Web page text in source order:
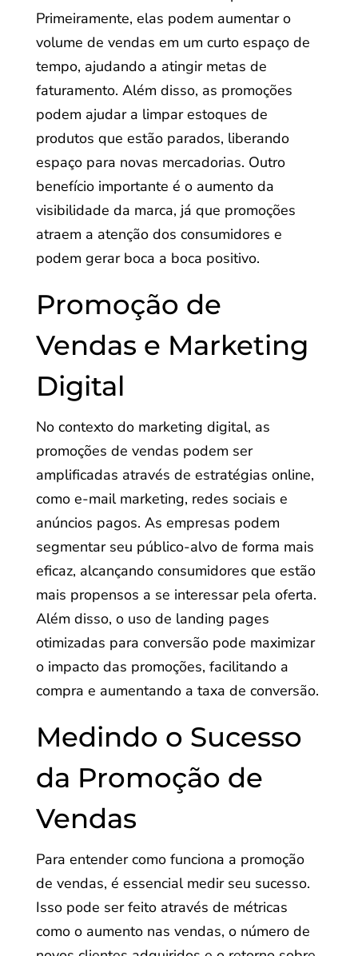
Primeiramente, elas podem aumentar o
volume de vendas em um curto espaço de
tempo, ajudando a atingir metas de
faturamento. Além disso, as promoções
podem ajudar a limpar estoques de
produtos que estão parados, liberando
espaço para novas mercadorias. Outro
benefício importante é o aumento da
visibilidade da marca, já que promoções
atraem a atenção dos consumidores e
podem gerar boca a boca positivo.
Promoção de
Vendas e Marketing
Digital
No contexto do marketing digital, as
promoções de vendas podem ser
amplificadas através de estratégias online,
como e-mail marketing, redes sociais e
anúncios pagos. As empresas podem
segmentar seu público-alvo de forma mais
eficaz, alcançando consumidores que estão
mais propensos a se interessar pela oferta.
Além disso, o uso de landing pages
otimizadas para conversão pode maximizar
o impacto das promoções, facilitando a
compra e aumentando a taxa de conversão.
Medindo o Sucesso
da Promoção de
Vendas
Para entender como funciona a promoção
de vendas, é essencial medir seu sucesso.
Isso pode ser feito através de métricas
como o aumento nas vendas, o número de